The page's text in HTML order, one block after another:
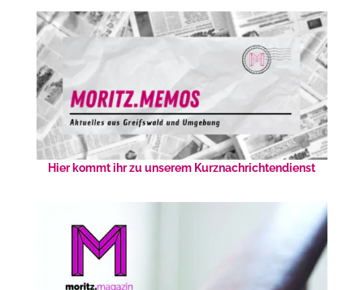
Hier kommt ihr zu unserem Kurznachrichtendienst